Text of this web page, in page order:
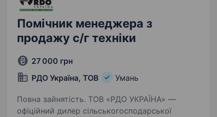
Помічник менеджера з
продажу с/г техніки
27 000 грн
РДО Україна, ТОВ
Умань
Повна зайнятість. ТОВ «РДО УКРАЇНА» —
офіційний дилер сільськогосподарської